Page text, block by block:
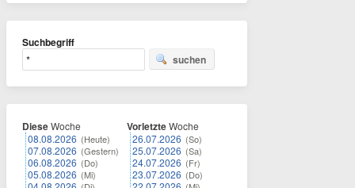
Suchbegriff
suchen
DieseWoche
08.08.2026 (Heute)
07.08.2026 (Gestern)
06.08.2026 (Do)
05.08.2026 (Mi)
VorletzteWoche
26.07.2026 (So)
25.07.2026 (Sa)
24.07.2026 (Fr)
23.07.2026 (Do)